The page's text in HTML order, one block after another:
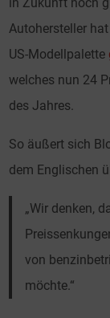
Autohersteller
US-Modellpalette
welches nun 24
des Jahres.
So äußert sich
dem Englischen
„Wir denken,
von
möchte.“